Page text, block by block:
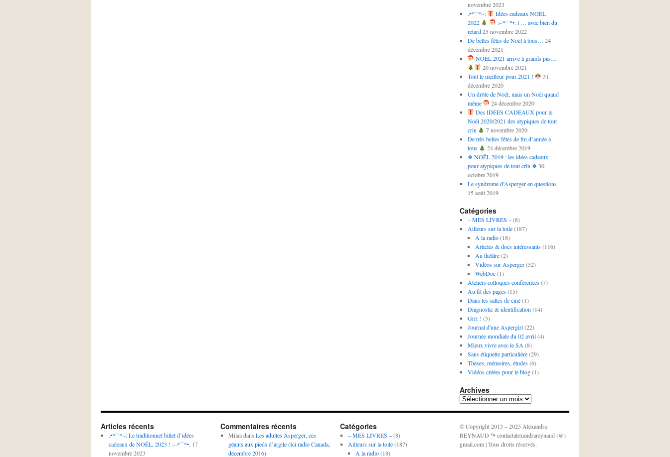
novembre 2023
.•*¨¨*·-:
Idées cadeaux NOËL
2022
:-·*¨¨*•. l … avec bien du
retard 25 novembre 2022
De belles fêtes de Noël à tous… 24
décembre 2021
NOËL 2021 arrive à grands pas…
20 novembre 2021
Tout le meilleur pour 2021 !
31
décembre 2020
Un drôle de Noël, mais un Noël quand
même
24 décembre 2020
Des IDÉES CADEAUX pour le
Noël 2020/2021 des atypiques de tout
crin
7 novembre 2020
De très belles fêtes de fin d’année à
tous
24 décembre 2019
❄ NOËL 2019 : les idées cadeaux
pour atypiques de tout crin ❄ 30
octobre 2019
Le syndrome d’Asperger en questions
15 août 2019
Catégories
– MES LIVRES –(8)
Ailleurs sur la toile(187)
A la radio(18)
Articles & docs intéressants(116)
Au théâtre(2)
Vidéos sur Asperger(52)
WebDoc(1)
Ateliers colloques conférences(7)
Au fil des pages(15)
Dans les salles de ciné(1)
Diagnostic & identification (14)
Grrr ! (3)
Journal d'une Aspergirl(22)
Journée mondiale du 02 avril(4)
Mieux vivre avec le SA (8)
Sans étiquette particulière(29)
Thèses, mémoires, études(6)
Vidéos créées pour le blog(1)
Archives
Archives
Articles récents
.•*¨¨*·-: Le traditionnel billet d’idées
cadeaux de NOËL, 2023 ! :-·*¨¨*•. 17
novembre 2023
Commentaires récents
Milaadans Les adultes Asperger, ces
géants aux pieds d’argile (Ici radio Canada,
décembre 2016)
Catégories
– MES LIVRES –(8)
Ailleurs sur la toile(187)
A la radio(18)
© Copyright 2013 – 2025 Alexandra
REYNAUD ↷ contactalexandrareynaud (@)
gmail.com | Tous droits réservés.